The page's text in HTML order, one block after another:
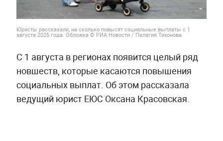
Юристы рассказали, на сколько повысят социальные выплаты с 1
августа 2025 года. Обложка © РИА Новости / Пелагия Тихонова
С 1 августа в регионах появится целый ряд
новшеств, которые касаются повышения
социальных выплат. Об этом рассказала
ведущий юрист ЕЮС Оксана Красовская.